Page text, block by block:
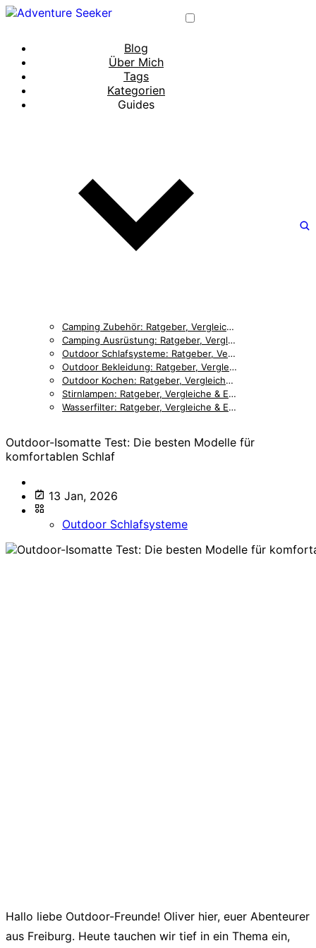
Blog
Über Mich
Tags
Kategorien
Guides
Camping Zubehör: Ratgeber, Vergleiche & Empfehlungen [2026]
Camping Ausrüstung: Ratgeber, Vergleiche & Empfehlungen [2026]
Outdoor Schlafsysteme: Ratgeber, Vergleiche & Empfehlungen [2026]
Outdoor Bekleidung: Ratgeber, Vergleiche & Empfehlungen [2026]
Outdoor Kochen: Ratgeber, Vergleiche & Empfehlungen [2026]
Stirnlampen: Ratgeber, Vergleiche & Empfehlungen [2026]
Wasserfilter: Ratgeber, Vergleiche & Empfehlungen [2026]
Outdoor-Isomatte Test: Die besten Modelle für
komfortablen Schlaf
13 Jan, 2026
Outdoor Schlafsysteme
Hallo liebe Outdoor-Freunde! Oliver hier, euer Abenteurer
aus Freiburg. Heute tauchen wir tief in ein Thema ein,